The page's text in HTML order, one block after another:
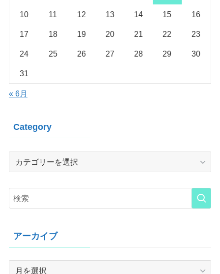
10 11 12 13 14 15 16
17 18 19 20 21 22 23
24 25 26 27 28 29 30
31
« 6月
Category
Category
アーカイブ